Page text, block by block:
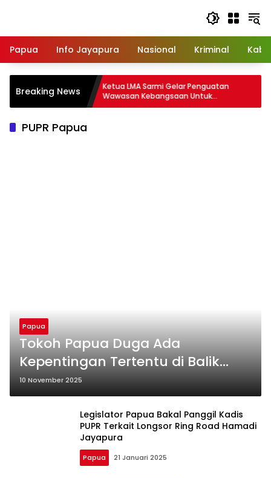
Papua
Info Jayapura Nasional Kriminal
Breaking News
Pejabat
Ketua LMA Sarmi Gelar Penguatan
Wawasan Kebangsaan Untuk
Masyarakat Adat
PUPR Papua
Papua
Tokoh Papua Duga Ada
Kepentingan Tertentu di Balik
Mutasi Janggal Pejabat di Dinas
PUPR
10 November 2025
Legislator Papua Bakal Panggil Kadis
PUPR Terkait Longsor Ring Road Hamadi
Jayapura
Papua 21 Januari 2025